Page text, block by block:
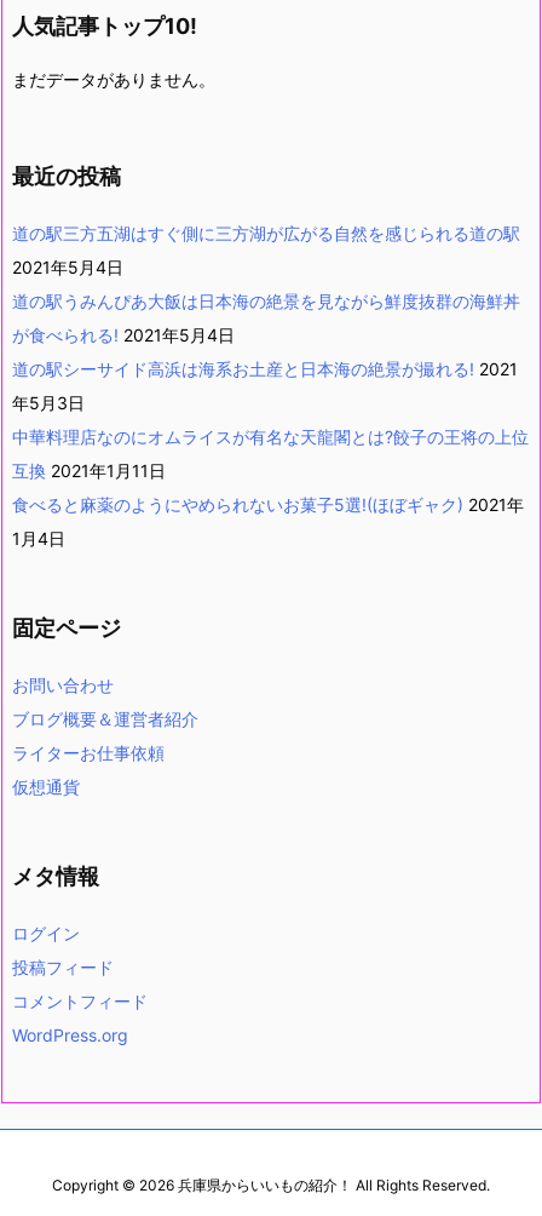
人気記事トップ10!
まだデータがありません。
最近の投稿
道の駅三方五湖はすぐ側に三方湖が広がる自然を感じられる道の駅
2021年5月4日
道の駅うみんぴあ大飯は日本海の絶景を見ながら鮮度抜群の海鮮丼
が食べられる! 2021年5月4日
道の駅シーサイド高浜は海系お土産と日本海の絶景が撮れる! 2021
年5月3日
中華料理店なのにオムライスが有名な天龍閣とは?餃子の王将の上位
互換 2021年1月11日
食べると麻薬のようにやめられないお菓子5選!(ほぼギャク) 2021年
1月4日
固定ページ
お問い合わせ
ブログ概要＆運営者紹介
ライターお仕事依頼
仮想通貨
メタ情報
ログイン
投稿フィード
コメントフィード
WordPress.org
Copyright © 2026 兵庫県からいいもの紹介！ All Rights Reserved.